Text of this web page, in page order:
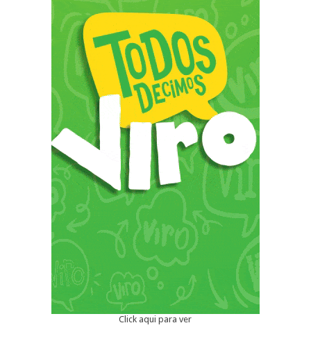
Click aqui para ver